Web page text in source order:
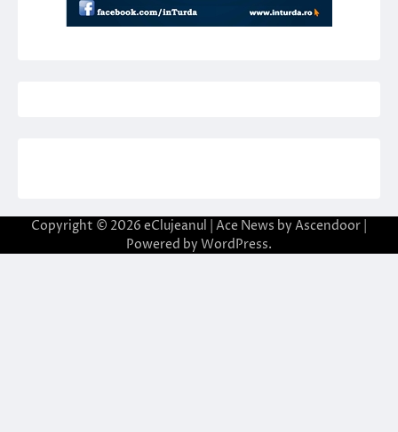
Copyright © 2026 eClujeanul | Ace News by Ascendoor
Powered by WordPress.